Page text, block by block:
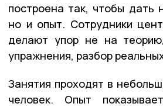
построена так, чтобы дать
но и опыт. Сотрудники
делают упор не на
упражнения, разбор
Занятия проходят в
человек. Опыт